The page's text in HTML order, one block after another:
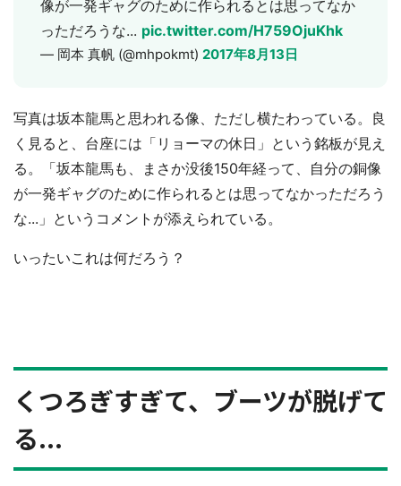
像が一発ギャグのために作られるとは思ってなか
っただろうな... pic.twitter.com/H759OjuKhk
— 岡本 真帆 (@mhpokmt) 2017年8月13日
写真は坂本龍馬と思われる像、ただし横たわっている。良
く見ると、台座には「リョーマの休日」という銘板が見え
る。「坂本龍馬も、まさか没後150年経って、自分の銅像
が一発ギャグのために作られるとは思ってなかっただろう
な...」というコメントが添えられている。
いったいこれは何だろう？
くつろぎすぎて、ブーツが脱げて
る...